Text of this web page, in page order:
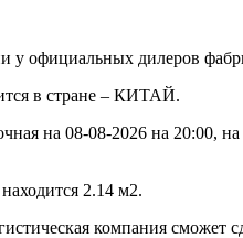
у официальных дилеров
в стране – КИТАЙ.
на 08-08-2026 на
2.14 м2.
компания сможет